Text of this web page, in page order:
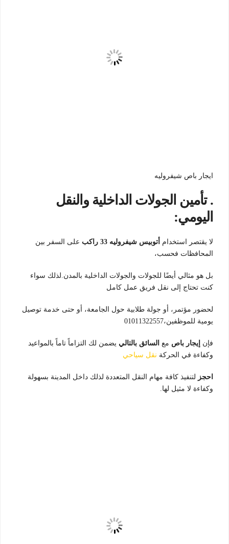
ايجار باص شيفروليه
. تأمين الجولات الداخلية والنقل
اليومي:
لا يقتصر استخدام أتوبيس شيفروليه 33 راكب
على السفر بين
المحافظات فحسب،
بل هو مثالي أيضًا للجولات والجولات الداخلية بالمدن.لذلك سواء
كنت تحتاج إلى نقل فريق عمل كامل
لحضور مؤتمر، أو جولة طلابية حول الجامعة، أو حتى خدمة توصيل
يومية للموظفين،01011322557
فإن إيجار باص مع السائق بالتالي يضمن لك التزاماً تاماً بالمواعيد
وكفاءة في الحركة نقل سياحي
احجز لتنفيذ كافة مهام النقل المتعددة لذلك داخل المدينة بسهولة
وكفاءة لا مثيل لها.